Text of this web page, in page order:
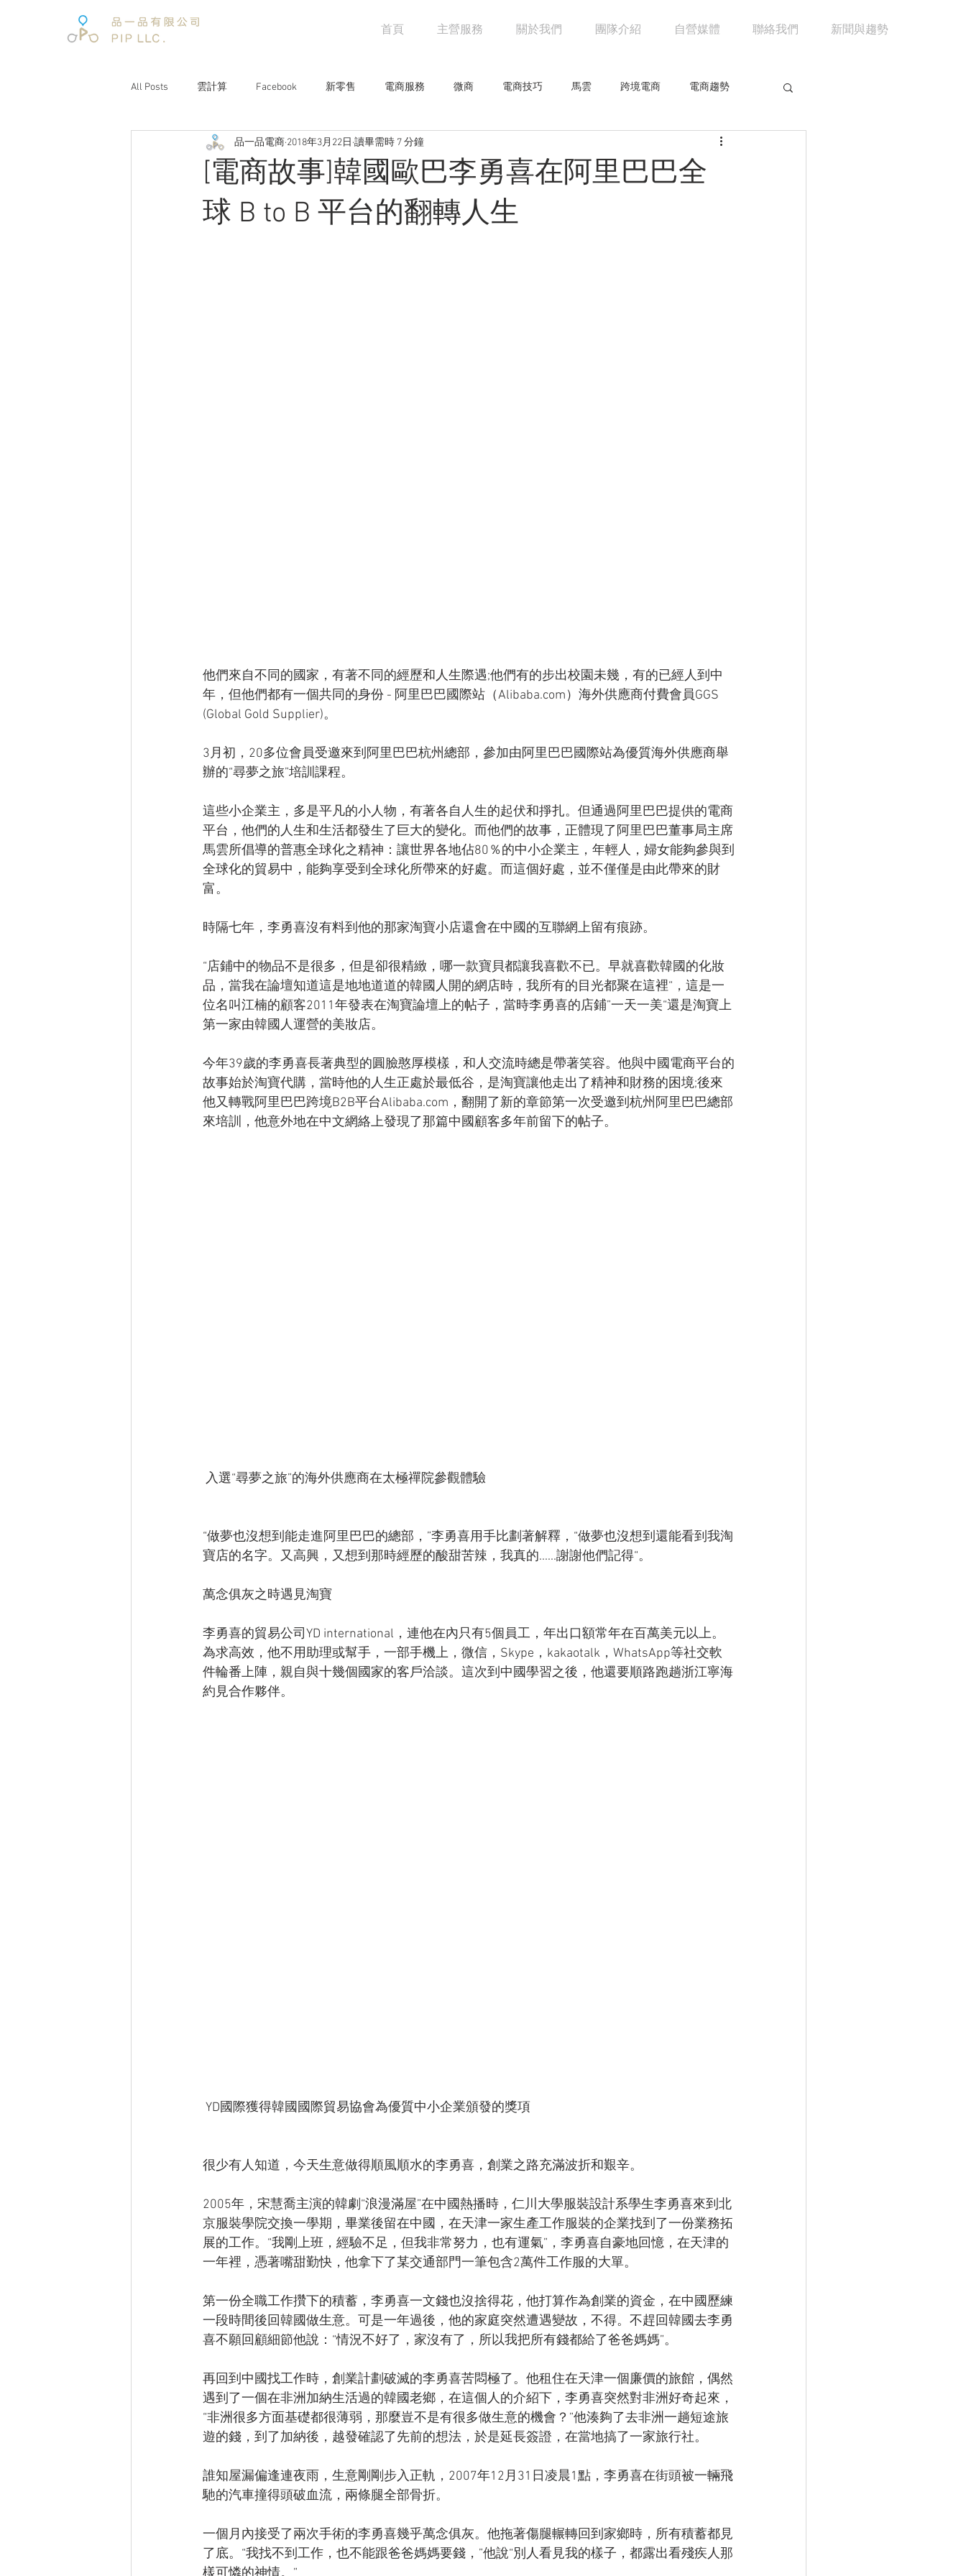
首頁 主營服務 關於我們 團隊介紹 自營媒體 聯絡我們 新聞與趨勢
All Posts 雲計算 Facebook 新零售 電商服務 微商 電商技巧 馬雲 跨境電商 電商趨勢
電子商務報告 阿里巴巴 電商物流 京東
品牌經營 互聯網人物 騰訊 創意企劃 網路行銷技巧
[電商故事]韓國歐巴李勇喜在阿里巴巴全
球 B to B 平台的翻轉人生
品一品電商 2018年3月22日 讀畢需時 7 分鐘
他們來自不同的國家，有著不同的經歷和人生際遇;他們有的步出校園未幾，有的已經人到中
年，但他們都有一個共同的身份 - 阿里巴巴國際站（Alibaba.com）海外供應商付費會員GGS
(Global Gold Supplier)。
3月初，20多位會員受邀來到阿里巴巴杭州總部，參加由阿里巴巴國際站為優質海外供應商舉
辦的“尋夢之旅”培訓課程。
這些小企業主，多是平凡的小人物，有著各自人生的起伏和掙扎。但通過阿里巴巴提供的電商
平台，他們的人生和生活都發生了巨大的變化。而他們的故事，正體現了阿里巴巴董事局主席
馬雲所倡導的普惠全球化之精神：讓世界各地佔80％的中小企業主，年輕人，婦女能夠參與到
全球化的貿易中，能夠享受到全球化所帶來的好處。而這個好處，並不僅僅是由此帶來的財
富。
時隔七年，李勇喜沒有料到他的那家淘寶小店還會在中國的互聯網上留有痕跡。
“店鋪中的物品不是很多，但是卻很精緻，哪一款寶貝都讓我喜歡不已。早就喜歡韓國的化妝
品，當我在論壇知道這是地地道道的韓國人開的網店時，我所有的目光都聚在這裡“，這是一
位名叫江楠的顧客2011年發表在淘寶論壇上的帖子，當時李勇喜的店鋪”一天一美“還是淘寶上
第一家由韓國人運營的美妝店。
今年39歲的李勇喜長著典型的圓臉憨厚模樣，和人交流時總是帶著笑容。他與中國電商平台的
故事始於淘寶代購，當時他的人生正處於最低谷，是淘寶讓他走出了精神和財務的困境;後來
他又轉戰阿里巴巴跨境B2B平台Alibaba.com，翻開了新的章節第一次受邀到杭州阿里巴巴總部
來培訓，他意外地在中文網絡上發現了那篇中國顧客多年前留下的帖子。
入選“尋夢之旅”的海外供應商在太極禪院參觀體驗
“做夢也沒想到能走進阿里巴巴的總部，”李勇喜用手比劃著解釋，“做夢也沒想到還能看到我淘
寶店的名字。又高興，又想到那時經歷的酸甜苦辣，我真的......謝謝他們記得“。
萬念俱灰之時遇見淘寶
李勇喜的貿易公司YD international，連他在內只有5個員工，年出口額常年在百萬美元以上。
為求高效，他不用助理或幫手，一部手機上，微信，Skype，kakaotalk，WhatsApp等社交軟
件輪番上陣，親自與十幾個國家的客戶洽談。這次到中國學習之後，他還要順路跑趟浙江寧海
約見合作夥伴。
YD國際獲得韓國國際貿易協會為優質中小企業頒發的獎項
很少有人知道，今天生意做得順風順水的李勇喜，創業之路充滿波折和艱辛。
2005年，宋慧喬主演的韓劇“浪漫滿屋”在中國熱播時，仁川大學服裝設計系學生李勇喜來到北
京服裝學院交換一學期，畢業後留在中國，在天津一家生產工作服裝的企業找到了一份業務拓
展的工作。“我剛上班，經驗不足，但我非常努力，也有運氣”，李勇喜自豪地回憶，在天津的
一年裡，憑著嘴甜勤快，他拿下了某交通部門一筆包含2萬件工作服的大單。
第一份全職工作攢下的積蓄，李勇喜一文錢也沒捨得花，他打算作為創業的資金，在中國歷練
一段時間後回韓國做生意。可是一年過後，他的家庭突然遭遇變故，不得。不趕回韓國去李勇
喜不願回顧細節他說：“情況不好了，家沒有了，所以我把所有錢都給了爸爸媽媽”。
再回到中國找工作時，創業計劃破滅的李勇喜苦悶極了。他租住在天津一個廉價的旅館，偶然
遇到了一個在非洲加納生活過的韓國老鄉，在這個人的介紹下，李勇喜突然對非洲好奇起來，
“非洲很多方面基礎都很薄弱，那麼豈不是有很多做生意的機會？”他湊夠了去非洲一趟短途旅
遊的錢，到了加納後，越發確認了先前的想法，於是延長簽證，在當地搞了一家旅行社。
誰知屋漏偏逢連夜雨，生意剛剛步入正軌，2007年12月31日凌晨1點，李勇喜在街頭被一輛飛
馳的汽車撞得頭破血流，兩條腿全部骨折。
一個月內接受了兩次手術的李勇喜幾乎萬念俱灰。他拖著傷腿輾轉回到家鄉時，所有積蓄都見
了底。“我找不到工作，也不能跟爸爸媽媽要錢，”他說“別人看見我的樣子，都露出看殘疾人那